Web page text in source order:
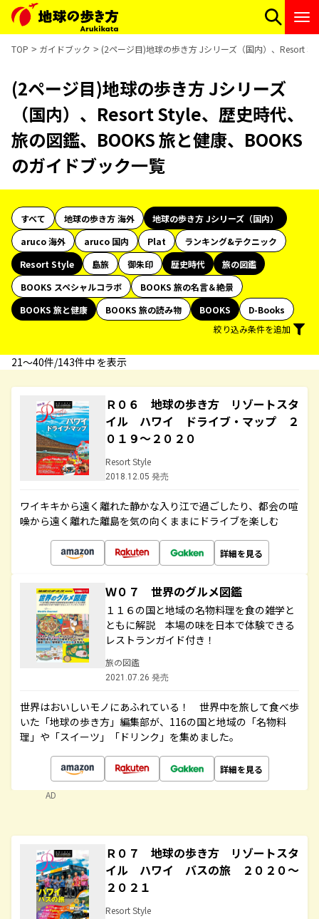
TOP ガイドブック (2ページ目)地球の歩き方 Jシリーズ（国内）、Resort
(2ページ目)地球の歩き方 Jシリーズ
（国内）、Resort Style、歴史時代、
旅の図鑑、BOOKS 旅と健康、BOOKS
のガイドブック一覧
すべて 地球の歩き方 海外
地球の歩き方 Jシリーズ（国内）
aruco 海外
aruco 国内 Plat
ランキング&テクニック
Resort Style
島旅 御朱印 歴史時代
旅の図鑑
BOOKS スペシャルコラボ
BOOKS 旅の名言＆絶景
BOOKS 旅と健康
BOOKS 旅の読み物 BOOKS
D-Books
絞り込み条件を追加
21〜40件/143件中 を表示
Ｒ０６ 地球の歩き方 リゾートスタ
イル ハワイ ドライブ・マップ ２
０１９～２０２０
Resort Style
2018.12.05 発売
ワイキキから遠く離れた静かな入り江で過ごしたり、都会の喧
噪から遠く離れた離島を気の向くままにドライブを楽しむ
詳細を見る
Ｗ０７ 世界のグルメ図鑑
１１６の国と地域の名物料理を食の雑学と
ともに解説 本場の味を日本で体験できる
レストランガイド付き！
旅の図鑑
2021.07.26 発売
世界はおいしいモノにあふれている！ 世界中を旅して食べ歩
いた「地球の歩き方」編集部が、116の国と地域の「名物料
理」や「スイーツ」「ドリンク」を集めました。
詳細を見る
AD
Ｒ０７ 地球の歩き方 リゾートスタ
イル ハワイ バスの旅 ２０２０～
２０２１
Resort Style